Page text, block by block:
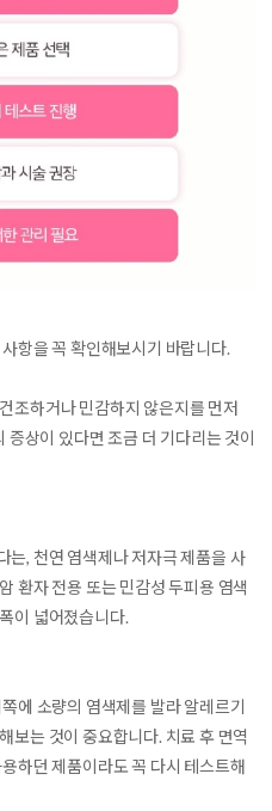
항을 꼭 확인해보시기 바랍니다.
조하거나 민감하지 않은지를 먼저
증상이 있다면 조금 더 기다리는 것이
는, 천연 염색제나 저자극 제품을 사
환자 전용 또는 민감성 두피용 염색
이 넓어졌습니다.
에 소량의 염색제를 발라 알레르기
보는 것이 중요합니다. 치료 후 면역
하던 제품이라도 꼭 다시 테스트해